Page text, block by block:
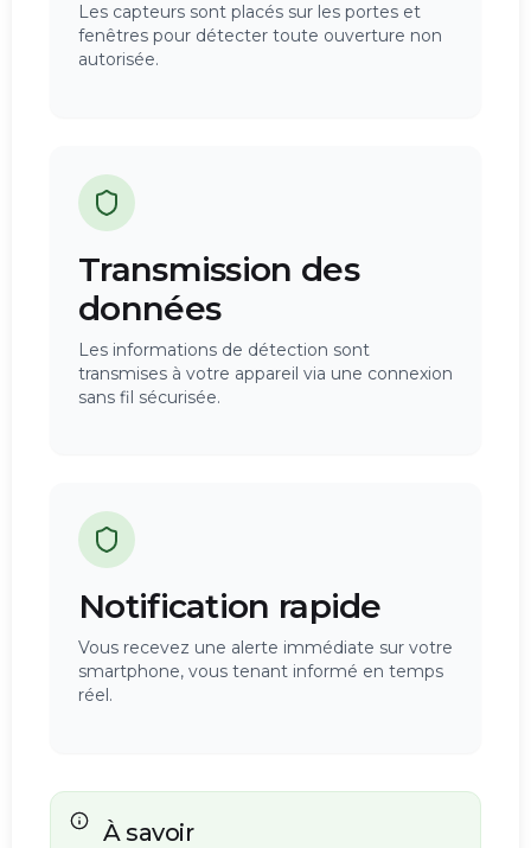
Les capteurs sont placés sur les portes et
fenêtres pour détecter toute ouverture non
autorisée.
Transmission des
données
Les informations de détection sont
transmises à votre appareil via une connexion
sans fil sécurisée.
Notification rapide
Vous recevez une alerte immédiate sur votre
smartphone, vous tenant informé en temps
réel.
À savoir